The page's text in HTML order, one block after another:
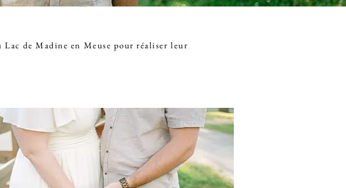
de Madine en Meuse pour réaliser leur